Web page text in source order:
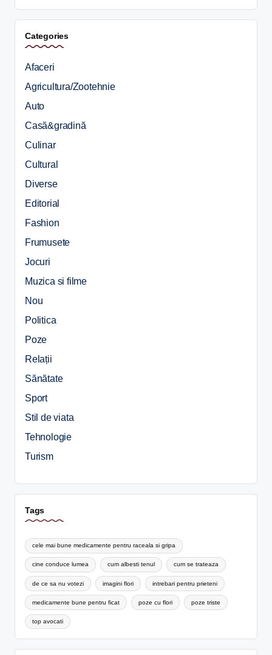
Categories
Afaceri
Agricultura/Zootehnie
Auto
Casă&gradină
Culinar
Cultural
Diverse
Editorial
Fashion
Frumusete
Jocuri
Muzica si filme
Nou
Politica
Poze
Relații
Sănătate
Sport
Stil de viata
Tehnologie
Turism
Tags
cele mai bune medicamente pentru raceala si gripa
cine conduce lumea cum albesti tenul cum se trateaza
de ce sa nu votezi imagini flori intrebari pentru prieteni
medicamente bune pentru ficat poze cu flori poze triste
top avocati